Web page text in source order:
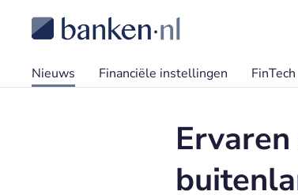
Nieuws Financiële instellingen FinTech